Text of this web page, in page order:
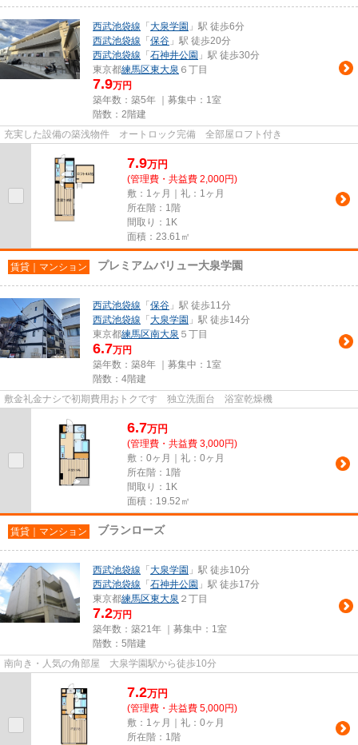
西武池袋線 「 大泉学園 」駅 徒歩6分
西武池袋線 「 保谷 」駅 徒歩20分
西武池袋線 「 石神井公園 」駅 徒歩30分
東京都練馬区東大泉 ６丁目
7.9万円
築年数：築5年 ｜募集中： 1室
階数：2階建
充実した設備の築浅物件 オートロック完備 全部屋ロフト付き
7.9万円
(管理費・共益費 2,000円)
敷：1ヶ月｜礼：1ヶ月
所在階：1階
間取り：1K
面積：23.61㎡
賃貸｜マンション プレミアムバリュー大泉学園
西武池袋線 「 保谷 」駅 徒歩11分
西武池袋線 「 大泉学園 」駅 徒歩14分
東京都練馬区南大泉 ５丁目
6.7万円
築年数：築8年 ｜募集中： 1室
階数：4階建
敷金礼金ナシで初期費用おトクです 独立洗面台 浴室乾燥機
6.7万円
(管理費・共益費 3,000円)
敷：0ヶ月｜礼：0ヶ月
所在階：1階
間取り：1K
面積：19.52㎡
賃貸｜マンション ブランローズ
西武池袋線 「 大泉学園 」駅 徒歩10分
西武池袋線 「 石神井公園 」駅 徒歩17分
東京都練馬区東大泉 ２丁目
7.2万円
築年数：築21年 ｜募集中： 1室
階数：5階建
南向き・人気の角部屋 大泉学園駅から徒歩10分
7.2万円
(管理費・共益費 5,000円)
敷：1ヶ月｜礼：0ヶ月
所在階：1階